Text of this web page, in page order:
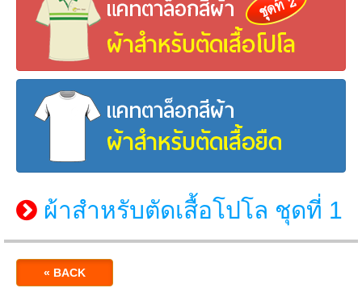
ผ้าสำหรับตัดเสื้อโปโล ชุดที่ 1
« BACK